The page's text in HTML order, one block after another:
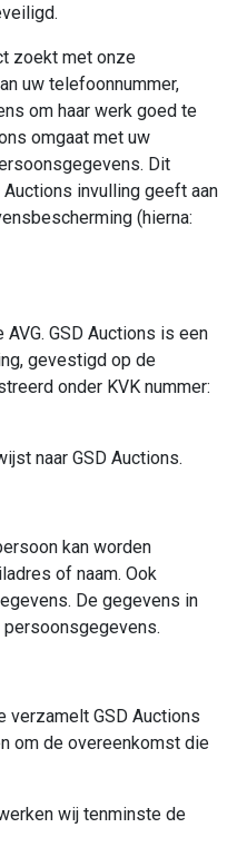
zoekt met onze
uw telefoonnummer,
om haar werk goed te
omgaat met uw
Dit
invulling geeft aan
(hierna:
GSD Auctions is een
gevestigd op de
onder KVK nummer:
naar GSD Auctions.
kan worden
of naam. Ook
De gegevens in
verzamelt GSD Auctions
om de overeenkomst die
wij tenminste de